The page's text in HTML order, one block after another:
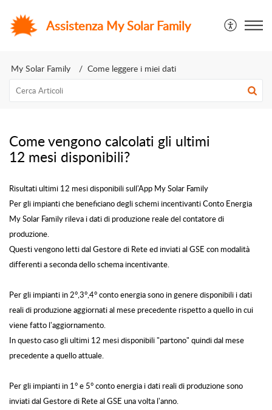
Assistenza My Solar Family
My Solar Family Come leggere i miei dati
Come vengono calcolati gli ultimi
12 mesi disponibili?
Risultati ultimi 12 mesi disponibili sull'App My Solar Family
Per gli impianti che beneficiano degli schemi incentivanti Conto Energia
My Solar Family rileva i dati di produzione reale del contatore di
produzione.
Questi vengono letti dal Gestore di Rete ed inviati al GSE con modalità
differenti a seconda dello schema incentivante.
Per gli impianti in 2°,3°,4° conto energia sono in genere disponibili i dati
reali di produzione aggiornati al mese precedente rispetto a quello in cui
viene fatto l'aggiornamento.
In questo caso gli ultimi 12 mesi disponibili "partono" quindi dal mese
precedente a quello attuale.
Per gli impianti in 1° e 5° conto energia i dati reali di produzione sono
inviati dal Gestore di Rete al GSE una volta l'anno.